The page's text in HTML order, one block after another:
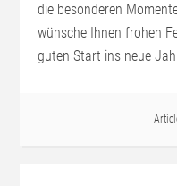
die besonderen
wünsche Ihnen frohen
guten Start ins neue